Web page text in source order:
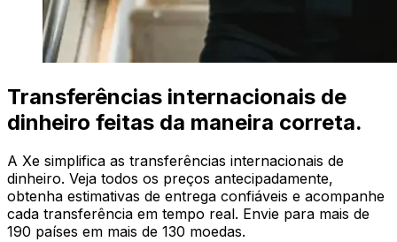
Transferências internacionais de
dinheiro feitas da maneira correta.
A Xe simplifica as transferências internacionais de
dinheiro. Veja todos os preços antecipadamente,
obtenha estimativas de entrega confiáveis e acompanhe
cada transferência em tempo real. Envie para mais de
190 países em mais de 130 moedas.